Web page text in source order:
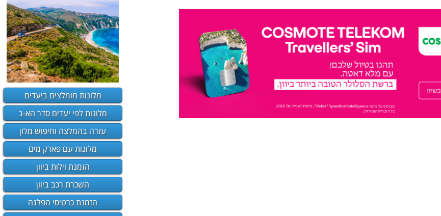
מלונות מומלצים ביעדים
מלונות לפי יעדים סדר הא-ב
עזרה בהמלצה וחיפוש מלון
מלונות עם פארק מים
הזמנת וילות ביוון
השכרת רכב ביוון
הזמנת כרטיסי הפלגה